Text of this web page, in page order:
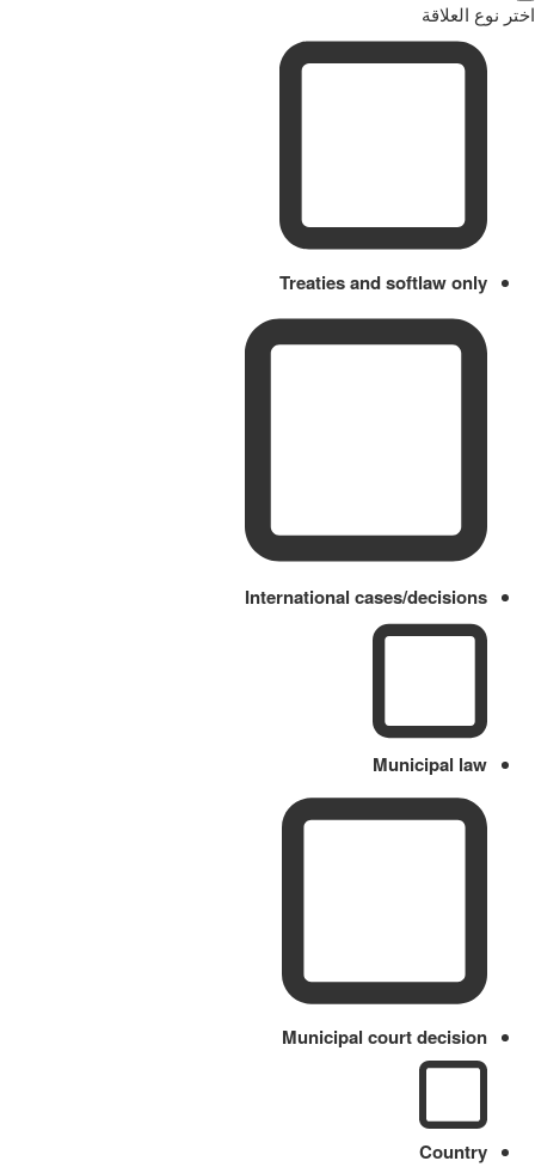
اختر نوع العلاقة
Treaties and softlaw only
International cases/decisions
Municipal law
Municipal court decision
Country